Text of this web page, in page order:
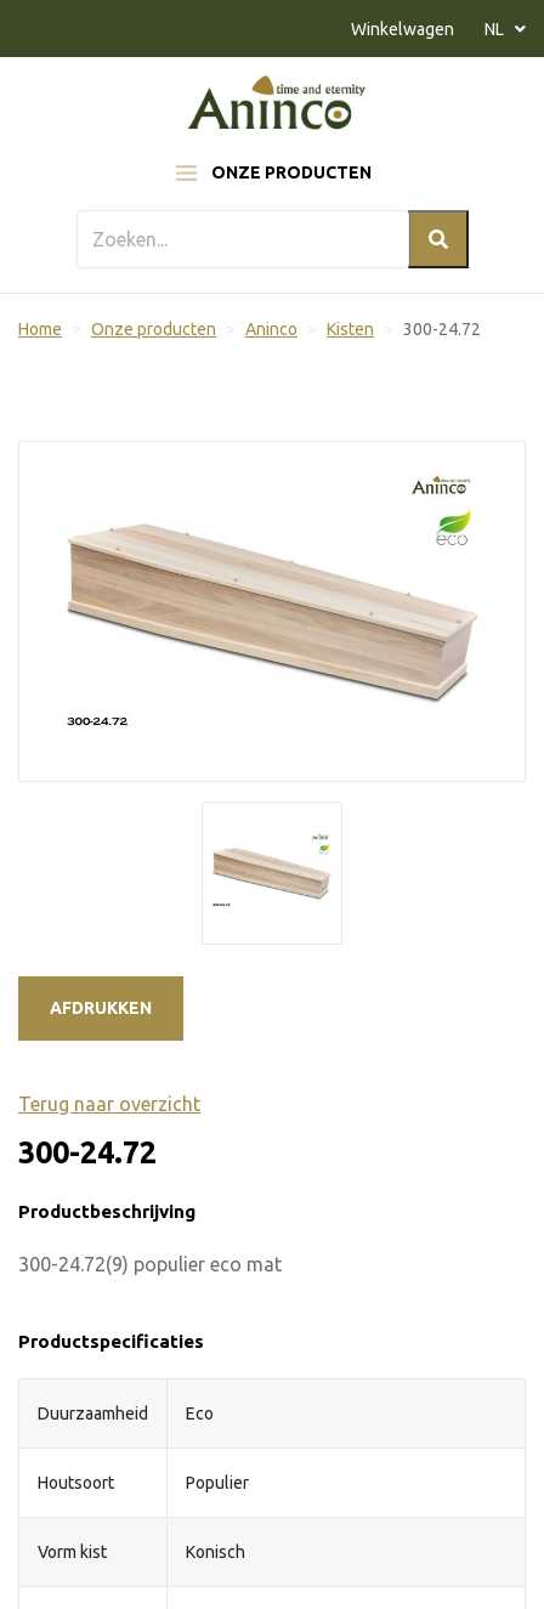
ONZE PRODUCTEN
Winkelwagen NL
Home Onze producten Aninco Kisten 300-24.72
AFDRUKKEN
Terug naar overzicht
300-24.72
Productbeschrijving
300-24.72(9) populier eco mat
Productspecificaties
Duurzaamheid Eco
Houtsoort Populier
Vorm kist Konisch